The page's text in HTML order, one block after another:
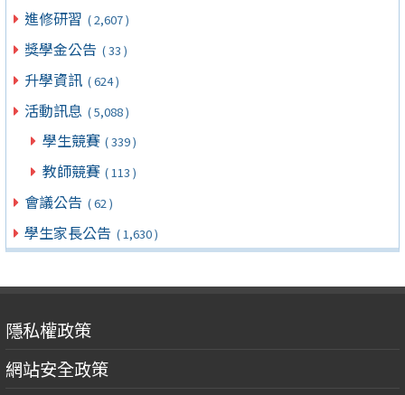
進修研習 ( 2,607 )
獎學金公告 ( 33 )
升學資訊 ( 624 )
活動訊息 ( 5,088 )
學生競賽 ( 339 )
教師競賽 ( 113 )
會議公告 ( 62 )
學生家長公告 ( 1,630 )
隱私權政策
網站安全政策